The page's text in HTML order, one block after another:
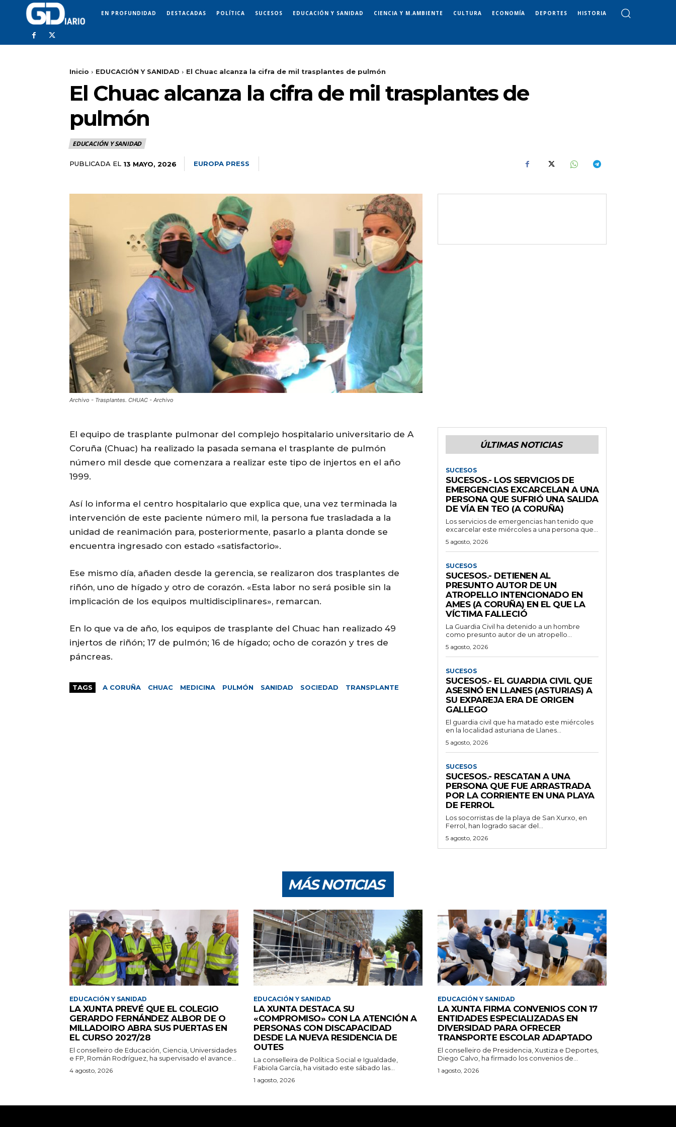
EN PROFUNDIDAD DESTACADAS POLÍTICA SUCESOS EDUCACIÓN Y SANIDAD CIENCIA Y M.AMBIENTE CULTURA ECONOMÍA DEPORTES HISTORIA
Inicio EDUCACIÓN Y SANIDAD El Chuac alcanza la cifra de mil trasplantes de pulmón
El Chuac alcanza la cifra de mil trasplantes de
pulmón
EDUCACIÓN Y SANIDAD
PUBLICADA EL 13 MAYO, 2026 EUROPA PRESS
Archivo - Trasplantes. CHUAC - Archivo
El equipo de trasplante pulmonar del complejo hospitalario universitario de A
Coruña (Chuac) ha realizado la pasada semana el trasplante de pulmón
número mil desde que comenzara a realizar este tipo de injertos en el año
1999.
Así lo informa el centro hospitalario que explica que, una vez terminada la
intervención de este paciente número mil, la persona fue trasladada a la
unidad de reanimación para, posteriormente, pasarlo a planta donde se
encuentra ingresado con estado «satisfactorio».
Ese mismo día, añaden desde la gerencia, se realizaron dos trasplantes de
riñón, uno de hígado y otro de corazón. «Esta labor no será posible sin la
implicación de los equipos multidisciplinares», remarcan.
En lo que va de año, los equipos de trasplante del Chuac han realizado 49
injertos de riñón; 17 de pulmón; 16 de hígado; ocho de corazón y tres de
páncreas.
TAGS A CORUÑA CHUAC MEDICINA PULMÓN SANIDAD SOCIEDAD TRANSPLANTE
ÚLTIMAS NOTICIAS
SUCESOS
SUCESOS.- LOS SERVICIOS DE
EMERGENCIAS EXCARCELAN A UNA
PERSONA QUE SUFRIÓ UNA SALIDA
DE VÍA EN TEO (A CORUÑA)
Los servicios de emergencias han tenido que
excarcelar este miércoles a una persona que...
5 agosto, 2026
SUCESOS
SUCESOS.- DETIENEN AL
PRESUNTO AUTOR DE UN
ATROPELLO INTENCIONADO EN
AMES (A CORUÑA) EN EL QUE LA
VÍCTIMA FALLECIÓ
La Guardia Civil ha detenido a un hombre
como presunto autor de un atropello...
5 agosto, 2026
SUCESOS
SUCESOS.- EL GUARDIA CIVIL QUE
ASESINÓ EN LLANES (ASTURIAS) A
SU EXPAREJA ERA DE ORIGEN
GALLEGO
El guardia civil que ha matado este miércoles
en la localidad asturiana de Llanes...
5 agosto, 2026
SUCESOS
SUCESOS.- RESCATAN A UNA
PERSONA QUE FUE ARRASTRADA
POR LA CORRIENTE EN UNA PLAYA
DE FERROL
Los socorristas de la playa de San Xurxo, en
Ferrol, han logrado sacar del...
5 agosto, 2026
MÁS NOTICIAS
EDUCACIÓN Y SANIDAD
LA XUNTA PREVÉ QUE EL COLEGIO
GERARDO FERNÁNDEZ ALBOR DE O
MILLADOIRO ABRA SUS PUERTAS EN
EL CURSO 2027/28
El conselleiro de Educación, Ciencia, Universidades
e FP, Román Rodríguez, ha supervisado el avance...
4 agosto, 2026
EDUCACIÓN Y SANIDAD
LA XUNTA DESTACA SU
«COMPROMISO» CON LA ATENCIÓN A
PERSONAS CON DISCAPACIDAD
DESDE LA NUEVA RESIDENCIA DE
OUTES
La conselleira de Política Social e Igualdade,
Fabiola García, ha visitado este sábado las...
1 agosto, 2026
EDUCACIÓN Y SANIDAD
LA XUNTA FIRMA CONVENIOS CON 17
ENTIDADES ESPECIALIZADAS EN
DIVERSIDAD PARA OFRECER
TRANSPORTE ESCOLAR ADAPTADO
El conselleiro de Presidencia, Xustiza e Deportes,
Diego Calvo, ha firmado los convenios de...
1 agosto, 2026